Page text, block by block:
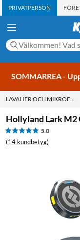
PRIVATPERSON
SOMMARREA -
LAVALIER OCH
Hollyland Lark
5.0
(14 kundbetyg)